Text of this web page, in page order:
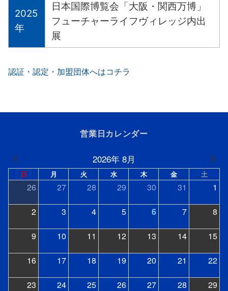
2025
年
日本国際博覧会「大阪・関西万博」
フューチャーライフヴィレッジ内出
展
認証・認定・加盟団体へはコチラ
営業日カレンダー
2026年 8月
日 月 火 水 木 金 土
26 27 28 29 30 31 1
2 3 4 5 6 7 8
9 10 11 12 13 14 15
16 17 18 19 20 21 22
23 24 25 26 27 28 29